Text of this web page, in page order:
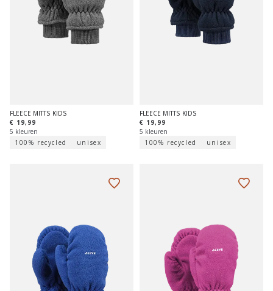
FLEECE MITTS KIDS
€ 19,99
5 kleuren
100% recycled
unisex
FLEECE MITTS KIDS
€ 19,99
5 kleuren
100% recycled
unisex